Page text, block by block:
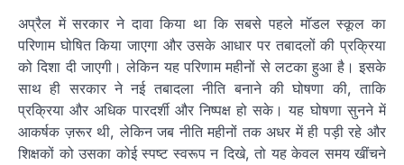
अप्रैल में सरकार ने दावा किया था कि सबसे पहले मॉडल स्कूल का
परिणाम घोषित किया जाएगा और उसके आधार पर तबादलों की प्रक्रिया
को दिशा दी जाएगी। लेकिन यह परिणाम महीनों से लटका हुआ है। इसके
साथ ही सरकार ने नई तबादला नीति बनाने की घोषणा की, ताकि
प्रक्रिया और अधिक पारदर्शी और निष्पक्ष हो सके। यह घोषणा सुनने में
आकर्षक ज़रूर थी, लेकिन जब नीति महीनों तक अधर में ही पड़ी रहे और
शिक्षकों को उसका कोई स्पष्ट स्वरूप न दिखे, तो यह केवल समय खींचने